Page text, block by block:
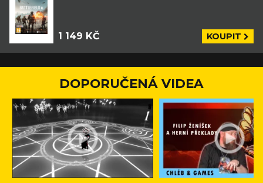
1 149 KČ KOUPIT
DOPORUČENÁ VIDEA